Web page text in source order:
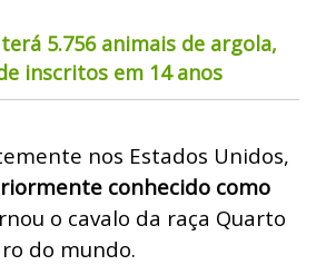
5.756 animais de argola,
inscritos em 14 anos
nos Estados Unidos,
conhecido como
o cavalo da raça Quarto
do mundo.